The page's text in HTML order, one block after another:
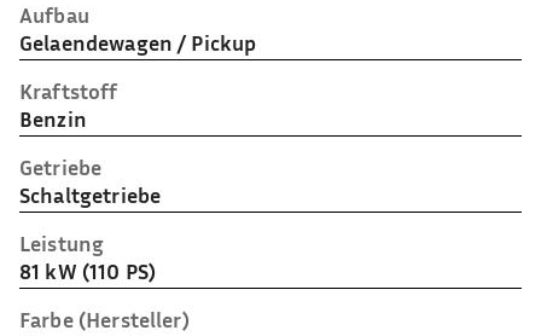
Aufbau
Gelaendewagen / Pickup
Kraftstoff
Benzin
Getriebe
Schaltgetriebe
Leistung
81 kW (110 PS)
Farbe (Hersteller)